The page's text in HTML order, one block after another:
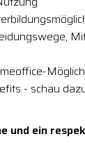
- schau
und ein